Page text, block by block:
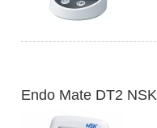
Endo Mate DT2 NSK